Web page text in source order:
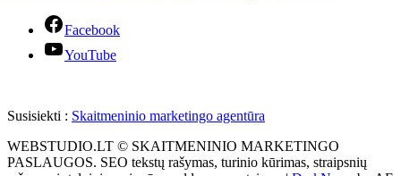
Facebook
YouTube
Susisiekti : Skaitmeninio marketingo agentūra
WEBSTUDIO.LT © SKAITMENINIO MARKETINGO
PASLAUGOS. SEO tekstų rašymas, turinio kūrimas, straipsnių